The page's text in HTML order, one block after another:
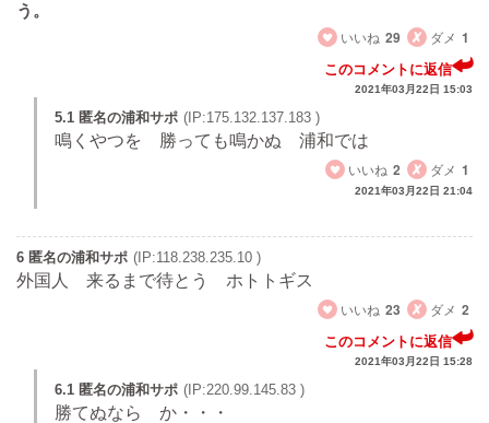
う。
いいね 29 ダメ 1
このコメントに返信
2021年03月22日 15:03
5.1 匿名の浦和サポ (IP:175.132.137.183 )
鳴くやつを 勝っても鳴かぬ 浦和では
いいね 2 ダメ 1
2021年03月22日 21:04
6 匿名の浦和サポ (IP:118.238.235.10 )
外国人 来るまで待とう ホトトギス
いいね 23 ダメ 2
このコメントに返信
2021年03月22日 15:28
6.1 匿名の浦和サポ (IP:220.99.145.83 )
勝てぬなら か・・・